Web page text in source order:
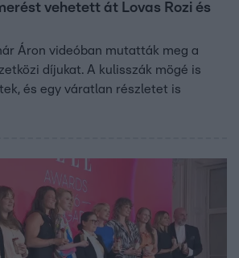
vehetett át Lovas Rozi és
Áron videóban mutatták meg a
díjukat. A kulisszák mögé is
és egy váratlan részletet is